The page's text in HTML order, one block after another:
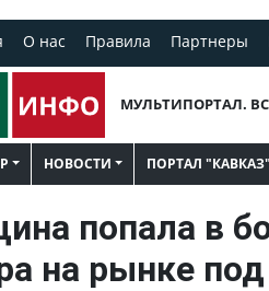
О нас Правила Партнеры
МУЛЬТИПОРТАЛ.
НОВОСТИ ПОРТАЛ "КАВКАЗ"
попала в
на рынке